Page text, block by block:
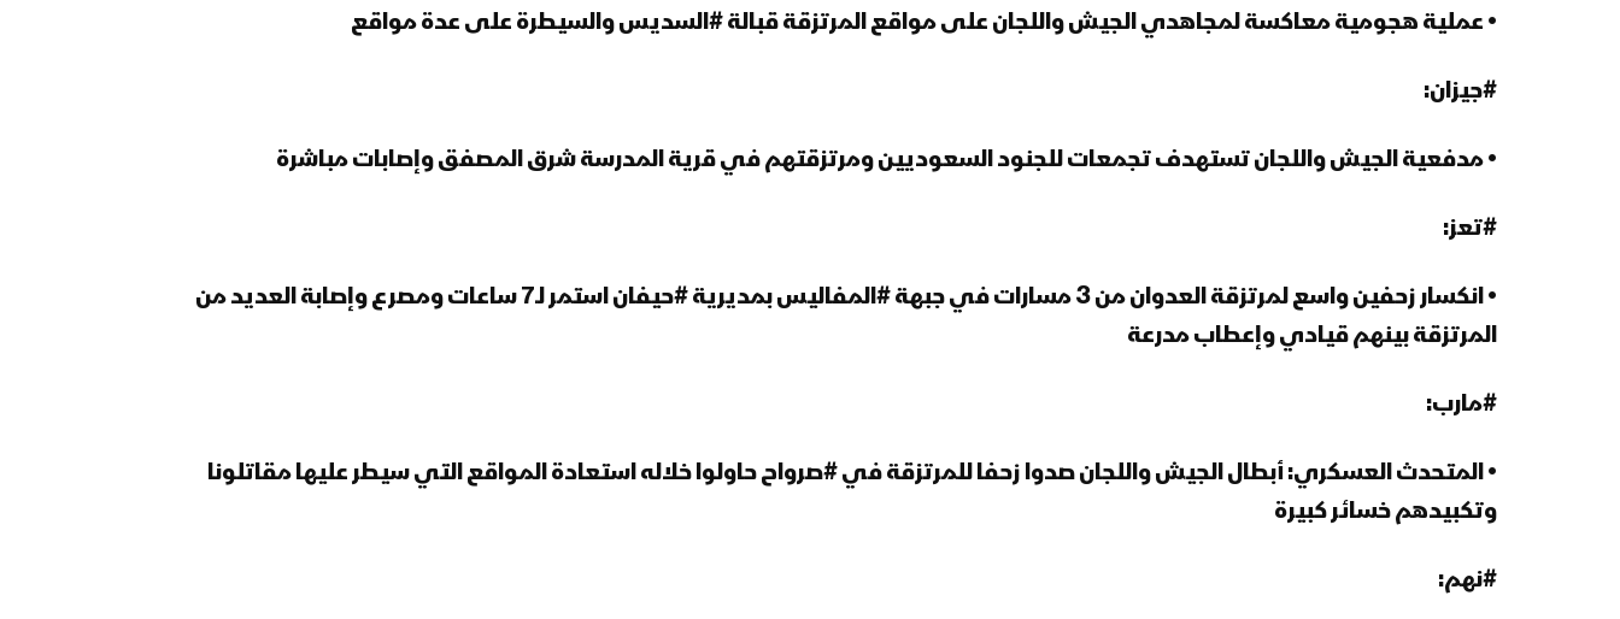
• عملية هجومية معاكسة لمجاهدي الجيش واللجان على مواقع المرتزقة قبالة #السديس والسيطرة على عدة مواقع
#جيزان:
• مدفعية الجيش واللجان تستهدف تجمعات للجنود السعوديين ومرتزقتهم في قرية المدرسة شرق المصفق وإصابات مباشرة
#تعز:
• انكسار زحفين واسع لمرتزقة العدوان من 3 مسارات في جبهة #المفاليس بمديرية #حيفان استمر لـ7 ساعات ومصرع وإصابة العديد من
المرتزقة بينهم قيادي وإعطاب مدرعة
#مارب:
• المتحدث العسكري: أبطال الجيش واللجان صدوا زحفا للمرتزقة في #صرواح حاولوا خلاله استعادة المواقع التي سيطر عليها مقاتلونا
وتكبيدهم خسائر كبيرة
#نهم: